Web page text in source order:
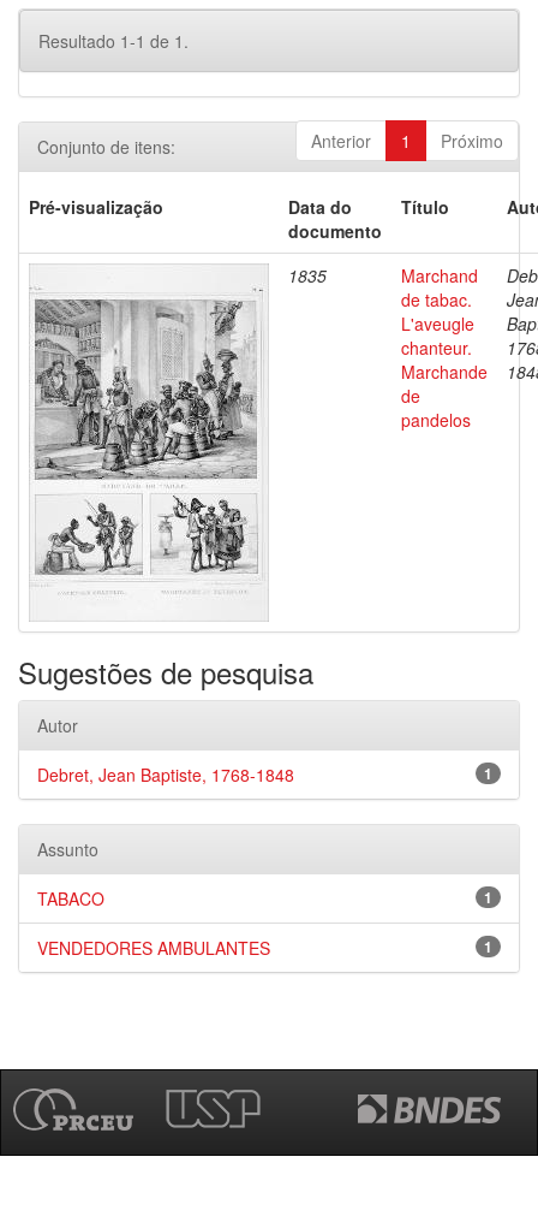
Resultado 1-1 de 1.
Anterior 1 Próximo
Conjunto de itens:
Pré-visualização
Data do
documento
Título
1835
Marchand
de tabac.
L'aveugle
chanteur.
Marchande
de
pandelos
Sugestões de pesquisa
Autor
1
Debret, Jean Baptiste, 1768-1848
Assunto
1
TABACO
1
VENDEDORES AMBULANTES